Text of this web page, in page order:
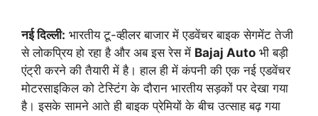
नई दिल्ली: भारतीय टू-व्हीलर बाजार में एडवेंचर बाइक सेगमेंट तेजी
से लोकप्रिय हो रहा है और अब इस रेस में Bajaj Auto भी बड़ी
एंट्री करने की तैयारी में है। हाल ही में कंपनी की एक नई एडवेंचर
मोटरसाइकिल को टेस्टिंग के दौरान भारतीय सड़कों पर देखा गया
है। इसके सामने आते ही बाइक प्रेमियों के बीच उत्साह बढ़ गया